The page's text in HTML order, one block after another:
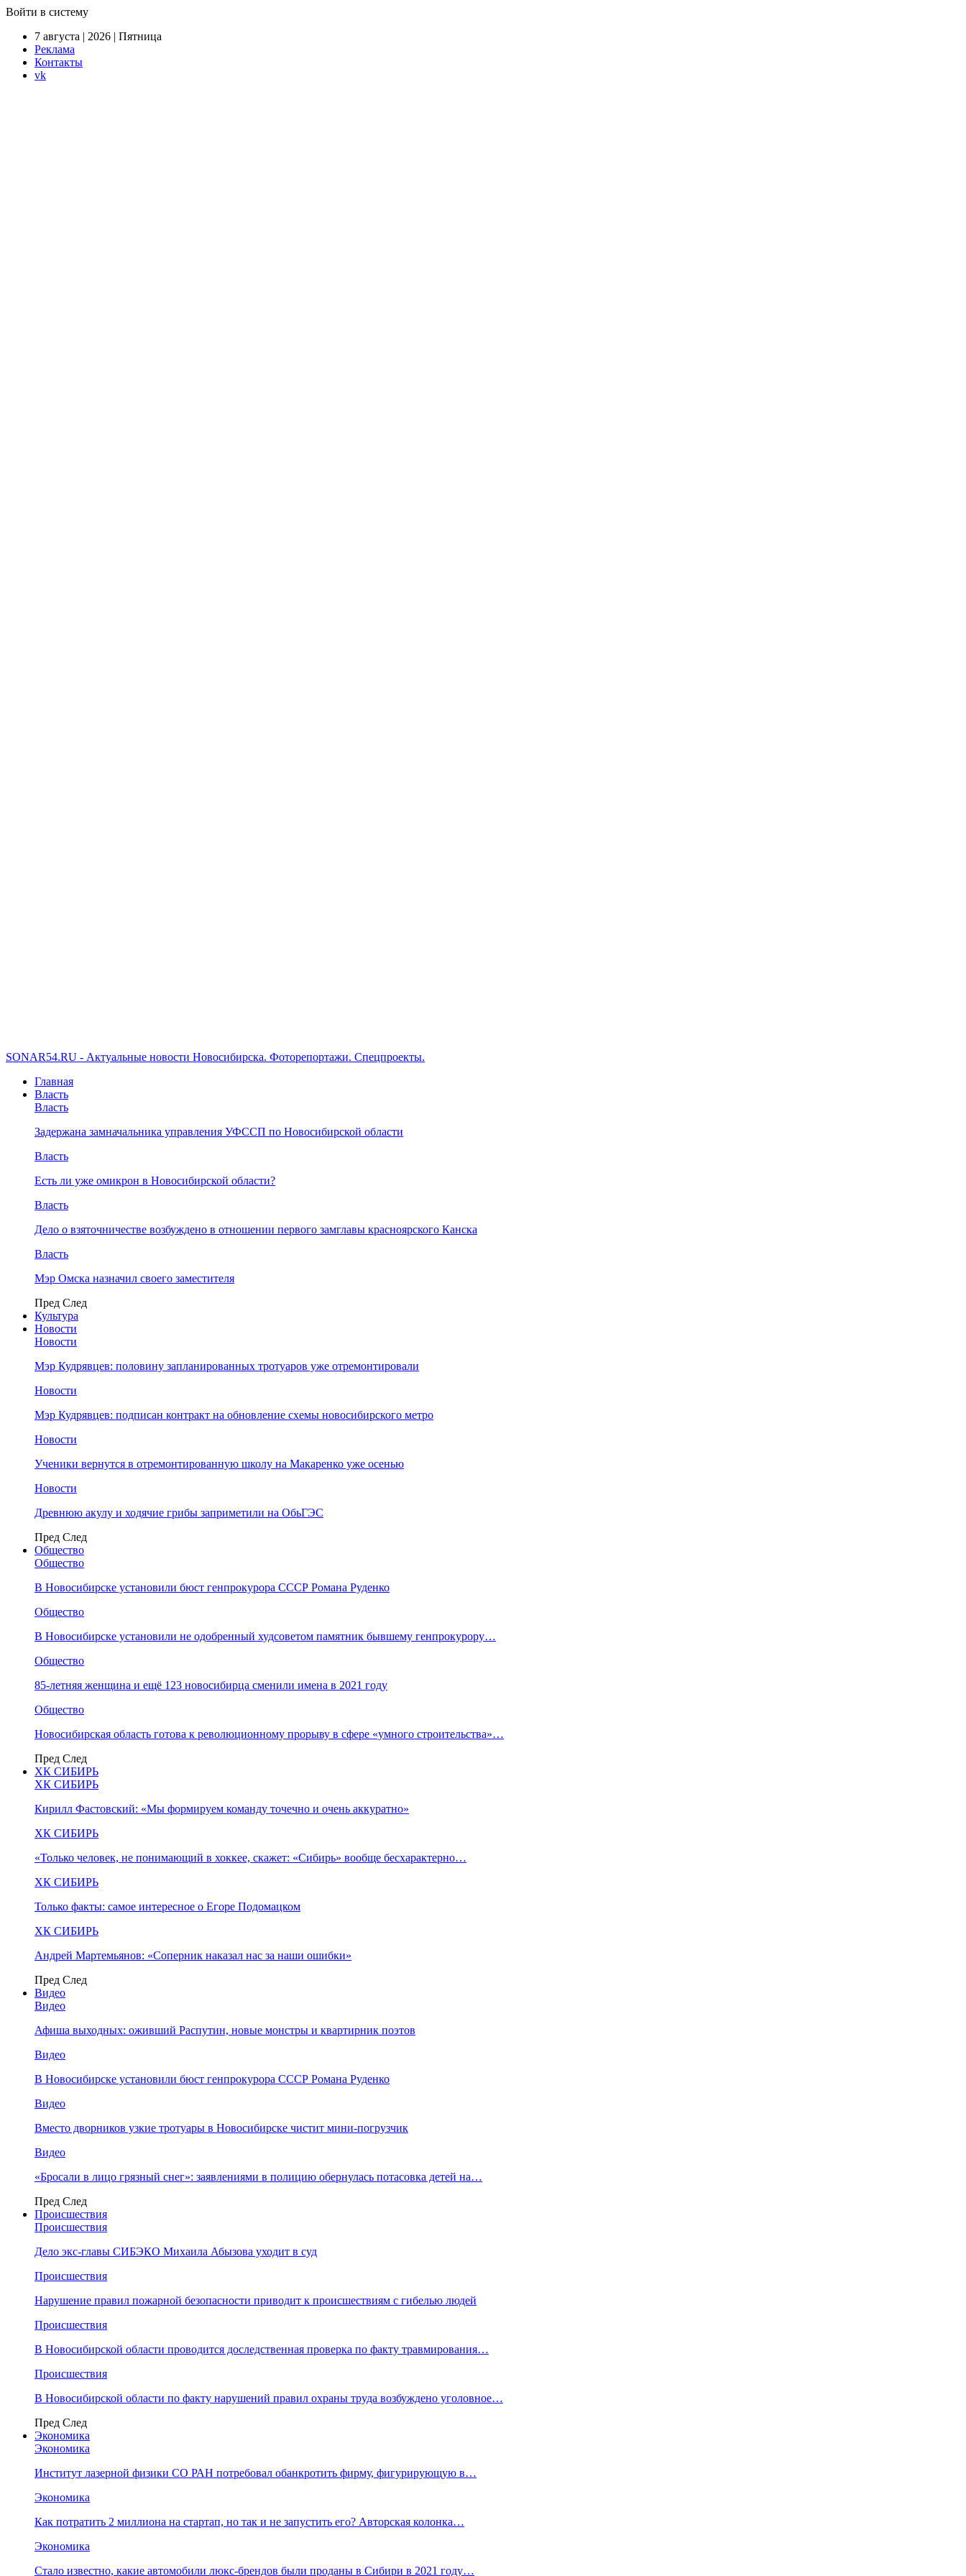
Войти в систему
7 августа | 2026 | Пятница
Реклама
Контакты
vk
SONAR54.RU - Актуальные новости Новосибирска. Фоторепортажи. Спецпроекты.
Главная
Власть
Власть
Задержана замначальника управления УФССП по Новосибирской области
Власть
Есть ли уже омикрон в Новосибирской области?
Власть
Дело о взяточничестве возбуждено в отношении первого замглавы красноярского Канска
Власть
Мэр Омска назначил своего заместителя
Пред След
Культура
Новости
Новости
Мэр Кудрявцев: половину запланированных тротуаров уже отремонтировали
Новости
Мэр Кудрявцев: подписан контракт на обновление схемы новосибирского метро
Новости
Ученики вернутся в отремонтированную школу на Макаренко уже осенью
Новости
Древнюю акулу и ходячие грибы заприметили на ОбьГЭС
Пред След
Общество
Общество
В Новосибирске установили бюст генпрокурора СССР Романа Руденко
Общество
В Новосибирске установили не одобренный худсоветом памятник бывшему генпрокурору…
Общество
85-летняя женщина и ещё 123 новосибирца сменили имена в 2021 году
Общество
Новосибирская область готова к революционному прорыву в сфере «умного строительства»…
Пред След
ХК СИБИРЬ
ХК СИБИРЬ
Кирилл Фастовский: «Мы формируем команду точечно и очень аккуратно»
ХК СИБИРЬ
«Только человек, не понимающий в хоккее, скажет: «Сибирь» вообще бесхарактерно…
ХК СИБИРЬ
Только факты: самое интересное о Егоре Подомацком
ХК СИБИРЬ
Андрей Мартемьянов: «Соперник наказал нас за наши ошибки»
Пред След
Видео
Видео
Афиша выходных: оживший Распутин, новые монстры и квартирник поэтов
Видео
В Новосибирске установили бюст генпрокурора СССР Романа Руденко
Видео
Вместо дворников узкие тротуары в Новосибирске чистит мини-погрузчик
Видео
«Бросали в лицо грязный снег»: заявлениями в полицию обернулась потасовка детей на…
Пред След
Происшествия
Происшествия
Дело экс-главы СИБЭКО Михаила Абызова уходит в суд
Происшествия
Нарушение правил пожарной безопасности приводит к происшествиям с гибелью людей
Происшествия
В Новосибирской области проводится доследственная проверка по факту травмирования…
Происшествия
В Новосибирской области по факту нарушений правил охраны труда возбуждено уголовное…
Пред След
Экономика
Экономика
Институт лазерной физики СО РАН потребовал обанкротить фирму, фигурирующую в…
Экономика
Как потратить 2 миллиона на стартап, но так и не запустить его? Авторская колонка…
Экономика
Стало известно, какие автомобили люкс-брендов были проданы в Сибири в 2021 году…